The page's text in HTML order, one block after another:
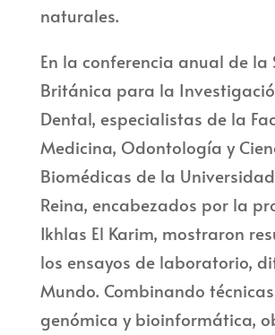
naturales.
En la conferencia anual de la
Británica para la
Dental, especialistas de la
Medicina, Odontología y
Biomédicas de la
Reina, encabezados por la
Ikhlas El Karim, mostraron
los ensayos de laboratorio,
Mundo. Combinando
genómica y bioinformática,